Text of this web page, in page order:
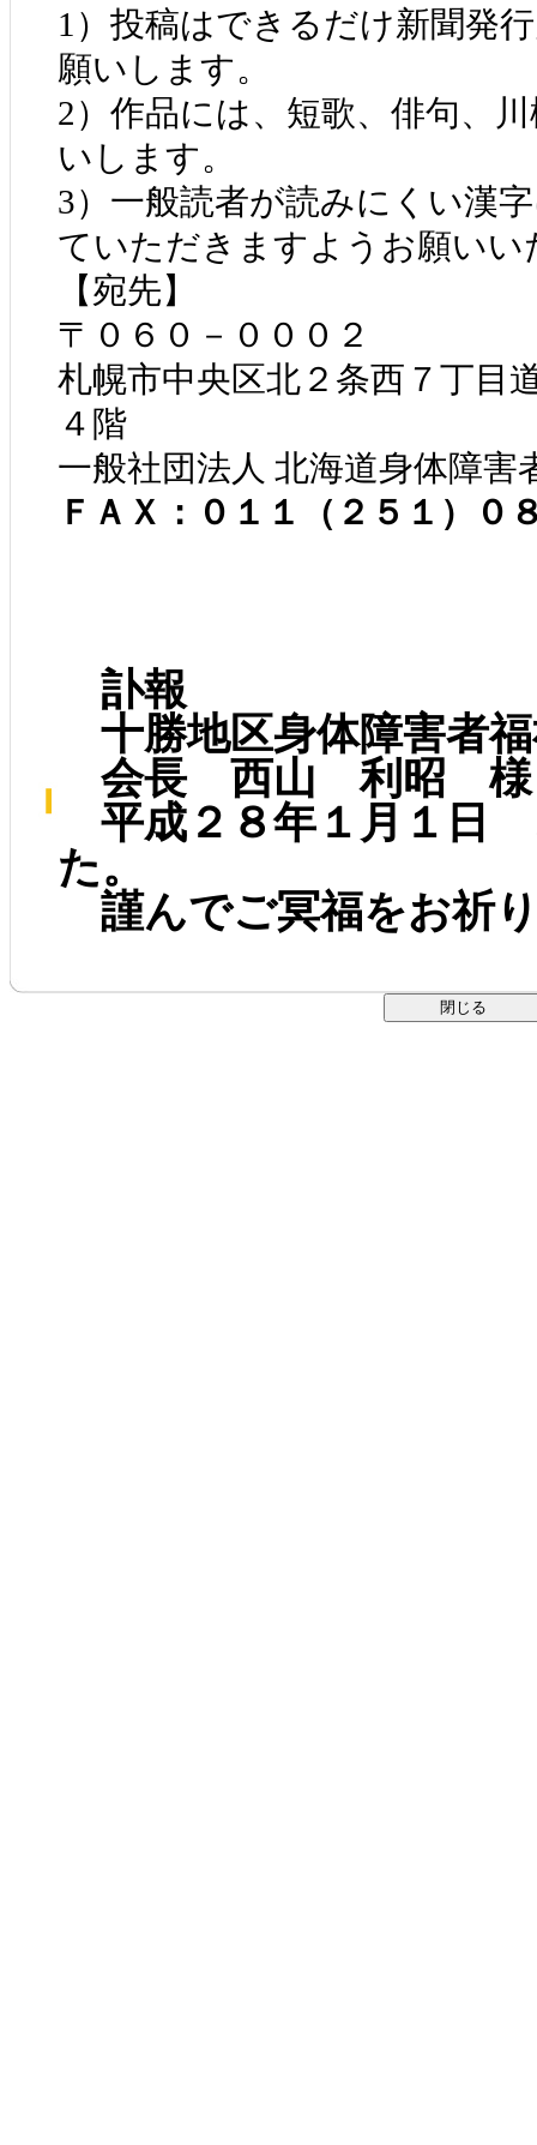
1）投稿はできるだけ新聞発
願いします。
2）作品には、短歌、俳句、
いします。
3）一般読者が読みにくい漢
ていただきますようお願いい
【宛先】
〒０６０－０００２
札幌市中央区北２条西７丁目
４階
一般社団法人 北海道身体障
ＦＡＸ：０１１（２５１）０
訃報
十勝地区身体障害者
会長 西山 利昭 様
平成２８年１月１日
た。
謹んでご冥福をお祈